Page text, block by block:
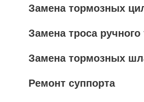
Замена тормозных
Замена троса ручного
Замена тормозных
Ремонт суппорта